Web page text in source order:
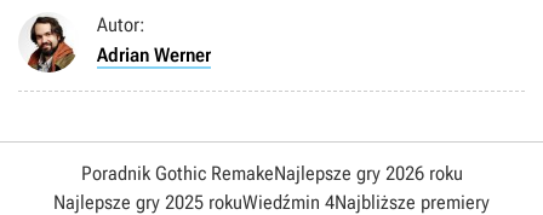
Autor:
Adrian Werner
Poradnik Gothic RemakeNajlepsze gry 2026 roku
Najlepsze gry 2025 rokuWiedźmin 4Najbliższe premiery